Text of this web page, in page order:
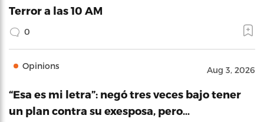
Terror a las 10 AM
0
Opinions Aug 3, 2026
“Esa es mi letra”: negó tres veces bajo tener
un plan contra su exesposa, pero…